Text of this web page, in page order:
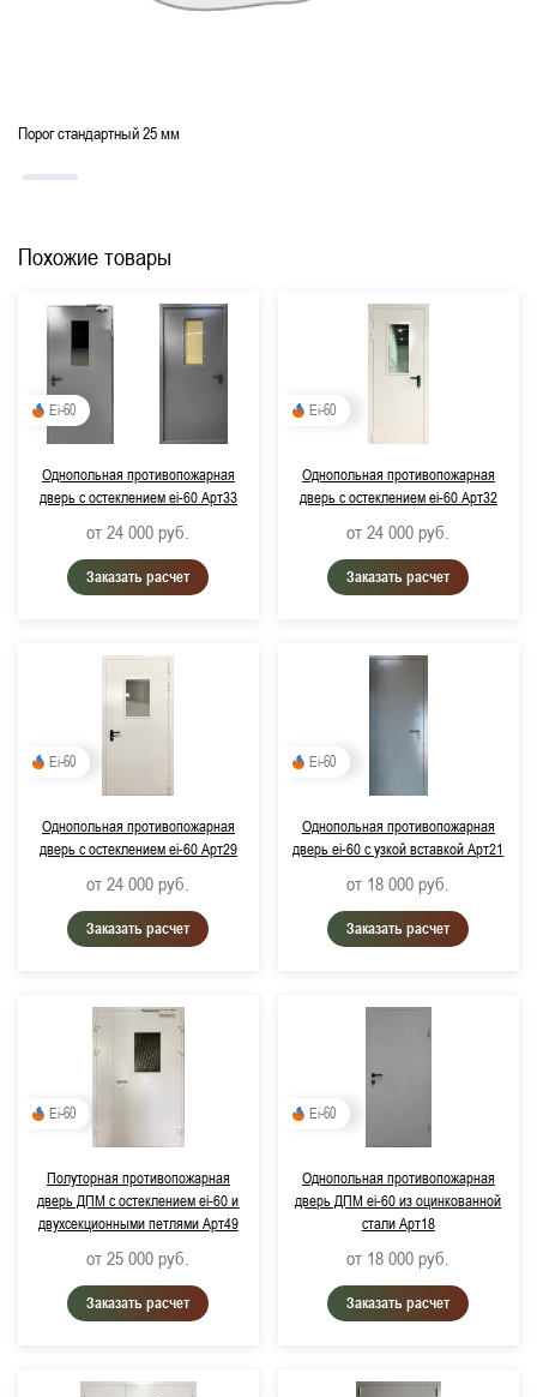
Порог стандартный 25 мм
Похожие товары
Ei-60
Однопольная противопожарная
дверь с остеклением ei-60 Арт33
от 24 000 руб.
Заказать расчет
Ei-60
Однопольная противопожарная
дверь с остеклением ei-60 Арт32
от 24 000 руб.
Заказать расчет
Ei-60
Однопольная противопожарная
дверь с остеклением ei-60 Арт29
от 24 000 руб.
Заказать расчет
Ei-60
Однопольная противопожарная
дверь ei-60 с узкой вставкой Арт21
от 18 000 руб.
Заказать расчет
Ei-60
Полуторная противопожарная
дверь ДПМ с остеклением ei-60 и
двухсекционными петлями Арт49
от 25 000 руб.
Заказать расчет
Ei-60
Однопольная противопожарная
дверь ДПМ ei-60 из оцинкованной
стали Арт18
от 18 000 руб.
Заказать расчет